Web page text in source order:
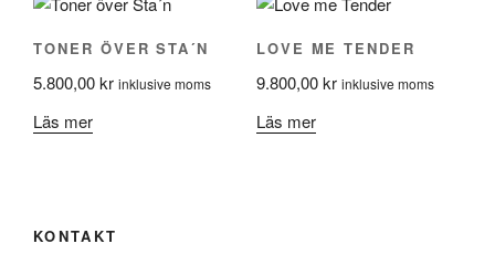
TONER ÖVER STA´N
5.800,00kr inklusive moms
Läs mer
LOVE ME TENDER
9.800,00kr inklusive moms
Läs mer
KONTAKT